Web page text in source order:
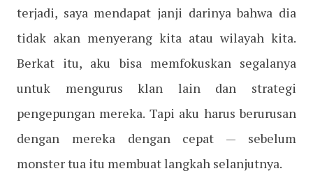
terjadi, saya mendapat janji darinya bahwa dia
tidak akan menyerang kita atau wilayah kita.
Berkat itu, aku bisa memfokuskan segalanya
untuk mengurus klan lain dan strategi
pengepungan mereka. Tapi aku harus berurusan
dengan mereka dengan cepat — sebelum
monster tua itu membuat langkah selanjutnya.